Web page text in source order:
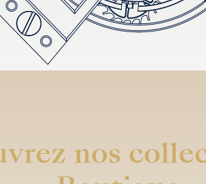
nos